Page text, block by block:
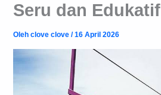
Seru dan Edukatif
Olehclove clove/16 April 2026